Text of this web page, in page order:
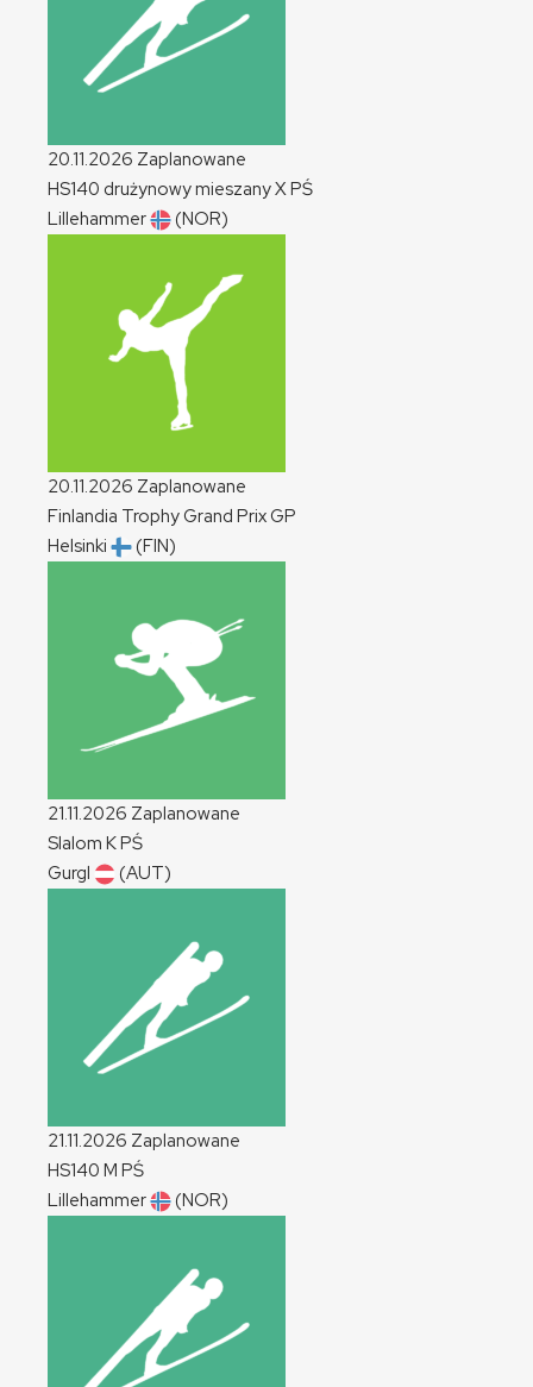
20.11.2026 Zaplanowane
HS140 drużynowy mieszanyXPŚ
Lillehammer
(NOR)
20.11.2026 Zaplanowane
Finlandia Trophy Grand PrixGP
Helsinki
(FIN)
21.11.2026 Zaplanowane
Slalom KPŚ
Gurgl
(AUT)
21.11.2026 Zaplanowane
HS140 M PŚ
Lillehammer
(NOR)